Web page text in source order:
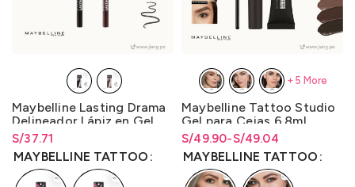
Maybelline Lasting Drama
Delineador Lápiz en Gel
1.1gr.
S/37.71
Rango de precios: desde
S/37.71hasta S/37.71
MAYBELLINE TATTOO
Maybelline Tattoo Studio
Gel para Cejas 6.8ml.
S/49.04
-
S/49.90
Rango de precios: desde
S/49.04 hasta S/49.90
Rango de precios: desde
S/49.04 hastaS/49.90
MAYBELLINE TATTOO
+5 More